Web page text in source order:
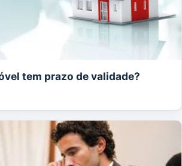
tem prazo de validade?